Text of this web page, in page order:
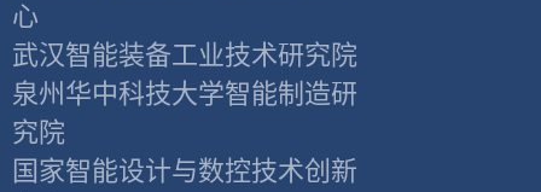
心
武汉智能装备工业技术研究院
泉州华中科技大学智能制造研
究院
国家智能设计与数控技术创新